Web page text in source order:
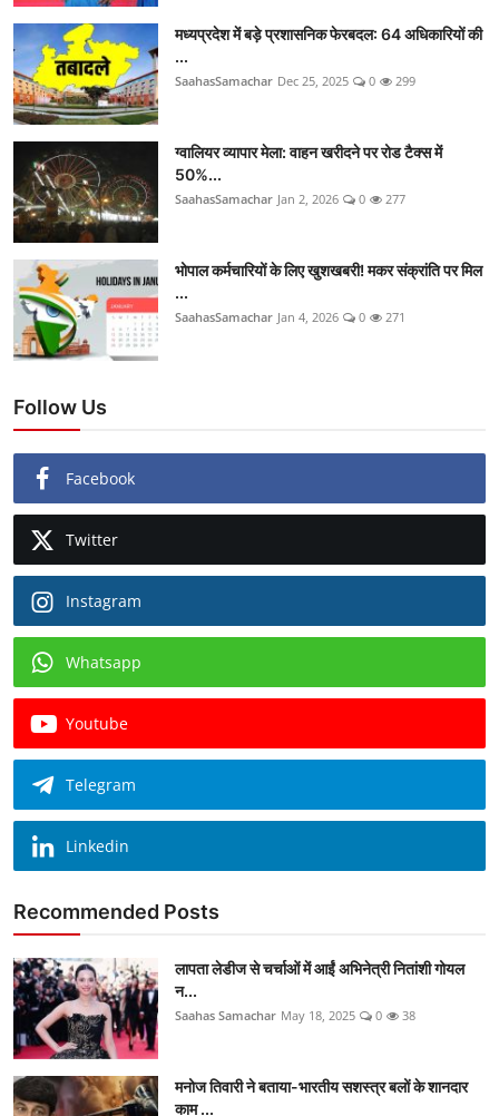
मध्यप्रदेश में बड़े प्रशासनिक फेरबदल: 64 अधिकारियों की
...
SaahasSamachar Dec 25, 2025 0 299
ग्वालियर व्यापार मेला: वाहन खरीदने पर रोड टैक्स में
50%...
SaahasSamachar Jan 2, 2026 0 277
भोपाल कर्मचारियों के लिए खुशखबरी! मकर संक्रांति पर मिल
...
SaahasSamachar Jan 4, 2026 0 271
Follow Us
Facebook
Twitter
Instagram
Whatsapp
Youtube
Telegram
Linkedin
Recommended Posts
लापता लेडीज से चर्चाओं में आईं अभिनेत्री नितांशी गोयल
न...
Saahas Samachar May 18, 2025 0 38
मनोज तिवारी ने बताया-भारतीय सशस्त्र बलों के शानदार
काम ...